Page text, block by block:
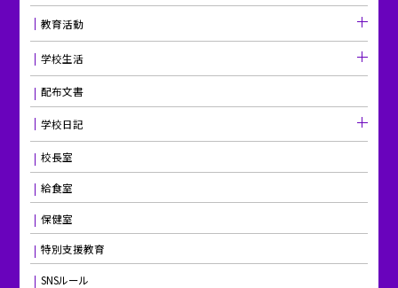
教育活動
学校生活
配布文書
学校日記
校長室
給食室
保健室
特別支援教育
SNSルール